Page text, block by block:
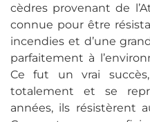
cèdres provenant de
connue pour être
incendies et d’une
parfaitement à
Ce fut un vrai
totalement et se
années, ils résistèrent